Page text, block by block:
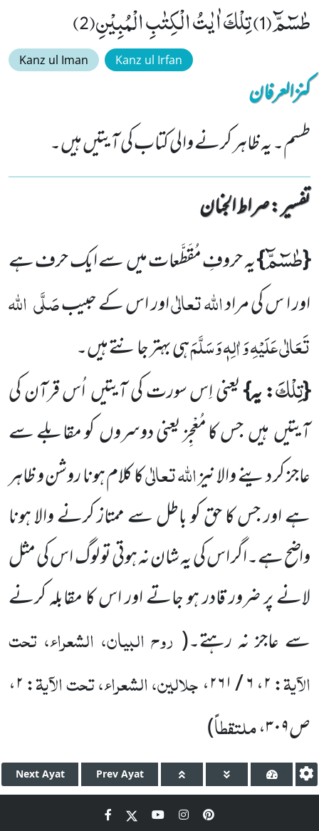
طٰسٓمّٓ(1) تِلْكَ اٰیٰتُ الْكِتٰبِ الْمُبِیْنِ(2)
Kanz ul Iman Kanz ul Irfan
کنزالعرفان
طسم۔ یہ ظاہر کرنے والی کتاب کی آیتیں ہیں۔
تفسیر : ‎صراط الجنان
{طٰسٓمّٓ}یہ حروفِ مُقَطَّعات میںسے ایک حرف ہے
اور ا س کی مراداللہتعالٰیاور اس کے حبیبصَلَّی اللہ
تَعَالٰی عَلَیْہِوَ اٰلِہٖ وَسَلَّمَہی بہتر جانتے ہیں۔
{تِلْكَ: یہ}یعنی اِس سورت کی آیتیںاُس قرآن کی
آیتیںہیںجس کا مُعْجِز یعنی دوسروںکو مقابلے سے
عاجز کر دینے والا نیزاللہتعالٰیکا کلام ہونا روشن و ظاہر
ہے اور جس کا حق کو باطل سے ممتاز کرنے والا ہونا
واضح ہے۔اگر اس کی یہ شان نہ ہوتی تو لوگ اس کی مثل
لانے پر ضرور قادر ہو جاتے اور اس کا مقابلہ کرنے
سے عاجز نہ رہتے۔( روح البیان، الشعراء، تحت
الآیۃ:۲،۶ / ۲۶۱ ،جلالین، الشعراء، تحت الآیۃ:۲،
ص۳۰۹،ملتقطاً)
Next Ayat Prev Ayat